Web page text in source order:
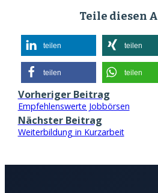
Teile diesen
teilen teilen
teilen teilen
Vorheriger Beitrag
Empfehlenswerte Jobbörsen
Nächster Beitrag
Weiterbildung in Kurzarbeit